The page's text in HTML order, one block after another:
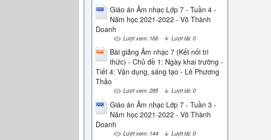
Giáo án Âm nhạc Lớp 7 - Tuần 4 -
Năm học 2021-2022 - Võ Thành
Doanh
Lượt xem: 166 Lượt tải: 0
Bài giảng Âm nhạc 7 (Kết nối tri
thức) - Chủ đề 1: Ngày khai trường -
Tiết 4: Vận dụng, sáng tạo - Lê Phương
Thảo
Lượt xem: 295 Lượt tải: 0
Giáo án Âm nhạc Lớp 7 - Tuần 3 -
Năm học 2021-2022 - Võ Thành
Doanh
Lượt xem: 144 Lượt tải: 0